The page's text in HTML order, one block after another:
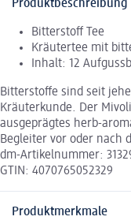
Produktbeschreibung
Bitterstoff Tee
Kräutertee mit
Inhalt: 12
Bitterstoffe sind seit
Kräuterkunde. Der
ausgeprägtes herb-
Begleiter vor oder nach
dm-Artikelnummer:
GTIN: 4070765052329
Produktmerkmale